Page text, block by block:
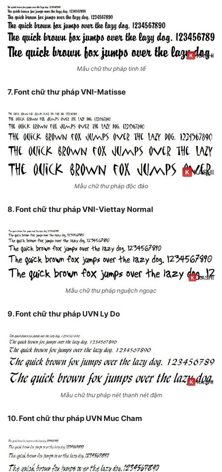
Mẫu chữ thư pháp tinh tế
7. Font chữ thư pháp VNI-Matisse
Mẫu chữ thư pháp độc đáo
8. Font chữ thư pháp VNI-Viettay Normal
Mẫu chữ thư pháp nguệch ngoạc
9. Font chữ thư pháp UVN Ly Do
Mẫu chữ thư pháp nét thanh nét đậm
10. Font chữ thư pháp UVN Muc Cham